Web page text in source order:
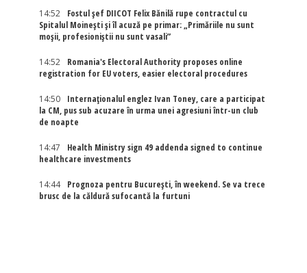
14:52
Fostul șef DIICOT Felix Bănilă rupe contractul cu
Spitalul Moinești și îl acuză pe primar: „Primăriile nu sunt
moșii, profesioniștii nu sunt vasali”
14:52
Romania's Electoral Authority proposes online
registration for EU voters, easier electoral procedures
14:50
Internaţionalul englez Ivan Toney, care a participat
la CM, pus sub acuzare în urma unei agresiuni într-un club
de noapte
14:47
Health Ministry sign 49 addenda signed to continue
healthcare investments
14:44
Prognoza pentru București, în weekend. Se va trece
brusc de la căldură sufocantă la furtuni